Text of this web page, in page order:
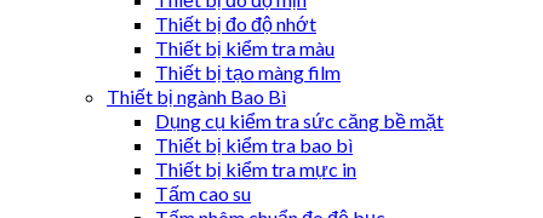
Thiết bị đo độ nhớt
Thiết bị kiểm tra màu
Thiết bị tạo màng film
Thiết bị ngành Bao Bì
Dụng cụ kiểm tra sức căng bề mặt
Thiết bị kiểm tra bao bì
Thiết bị kiểm tra mực in
Tấm cao su